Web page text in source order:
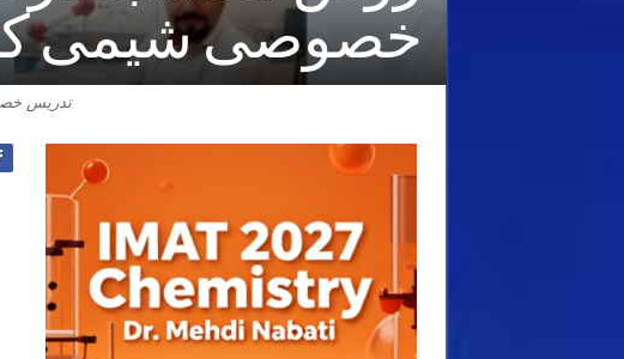
خصوصی شیمی
تدریس